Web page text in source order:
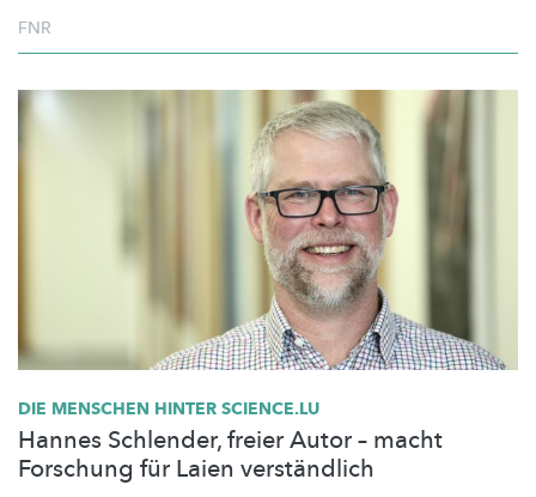
FNR
DIE MENSCHEN HINTER SCIENCE.LU
Hannes Schlender, freier Autor – macht
Forschung für Laien verständlich